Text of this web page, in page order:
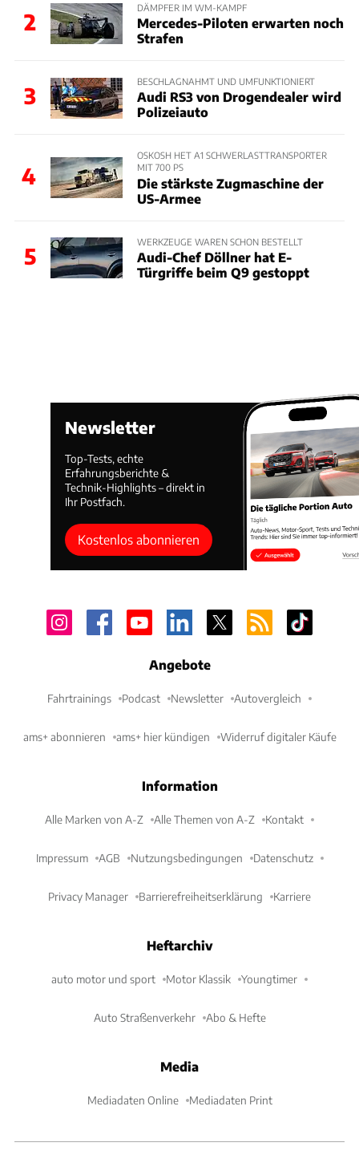
2
DÄMPFER IM WM-KAMPF
Mercedes-Piloten erwarten noch
Strafen
3
BESCHLAGNAHMT UND UMFUNKTIONIERT
Audi RS3 von Drogendealer wird
Polizeiauto
4
OSKOSH HET A1 SCHWERLASTTRANSPORTER
MIT 700 PS
Die stärkste Zugmaschine der
US-Armee
5
WERKZEUGE WAREN SCHON BESTELLT
Audi-Chef Döllner hat E-
Türgriffe beim Q9 gestoppt
Newsletter
Top-Tests, echte
Erfahrungsberichte &
Technik-Highlights – direkt in
Ihr Postfach.
Kostenlos abonnieren
Angebote
Fahrtrainings Podcast Newsletter Autovergleich
ams+ abonnieren ams+ hier kündigen Widerruf digitaler Käufe
Information
Alle Marken von A-Z Alle Themen von A-Z Kontakt
Impressum AGB Nutzungsbedingungen Datenschutz
Privacy Manager Barrierefreiheitserklärung Karriere
Heftarchiv
auto motor und sport Motor Klassik Youngtimer
Auto Straßenverkehr Abo & Hefte
Media
Mediadaten Online Mediadaten Print